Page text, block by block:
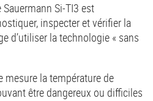
Si-TI3 est
inspecter et vérifier la
d’utiliser la technologie « sans
mesure la température de
être dangereux ou difficiles